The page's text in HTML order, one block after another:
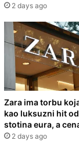
2 days ago
Zara ima torbu
kao luksuzni hit
stotina eura, a
2 days ago